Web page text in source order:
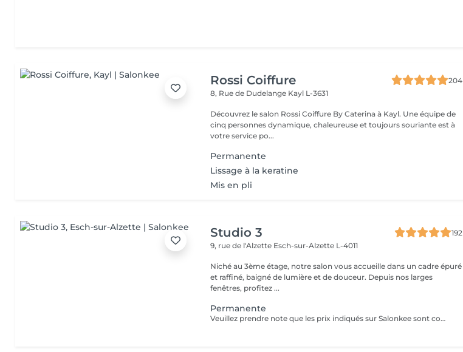
Rossi Coiffure
204
8, Rue de Dudelange Kayl L-3631
Découvrez le salon Rossi Coiffure By Caterina à Kayl. Une équipe de
cinq personnes dynamique, chaleureuse et toujours souriante est à
votre service po...
Permanente
Lissage à la keratine
Mis en pli
Studio 3
192
9, rue de l'Alzette Esch-sur-Alzette L-4011
Niché au 3ème étage, notre salon vous accueille dans un cadre épuré
et raffiné, baigné de lumière et de douceur. Depuis nos larges
fenêtres, profitez ...
Permanente
Veuillez prendre note que les prix indiqués sur Salonkee sont communiqués à titre informatif et s'entendent de base. Ces derniers sont susceptibles de varier selon le diagnostic réalisé à votre arrivée au salon et l'expertise du professionnel à qui vous confiez votre beauté. Dans tous les cas, un devis précis vous sera proposé et toutes réalisations de prestations seront effectuées avec votre accord. Un grand merci d'avance pour votre compréhension. Au plaisir de vous recevoir très vite.